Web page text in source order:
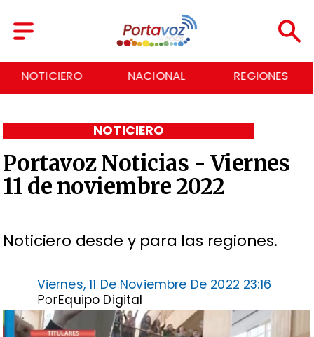
NACIONAL REGIONES ECONOMÍA
Portavoz Noticias - Viernes
11 de noviembre 2022
Noticiero desde y para las regiones.
NOTICIERO
Viernes, 11 De Noviembre De 2022 23:16
Equipo Digital
Por